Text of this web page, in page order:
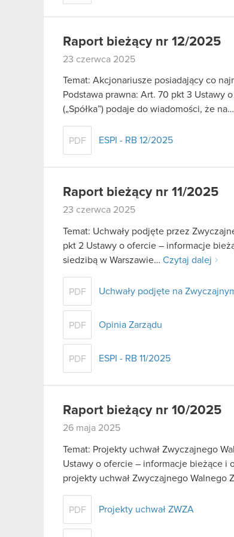
Raport bieżący nr 12/2025
23 czerwca 2025
Temat: Akcjonariusze posiadający co
Podstawa prawna: Art. 70 pkt 3 Ustawy
(„Spółka”) podaje do wiadomości, że na…
PDF ESPI - RB 12/2025
Raport bieżący nr 11/2025
23 czerwca 2025
Temat: Uchwały podjęte przez
pkt 2 Ustawy o ofercie – informacje
siedzibą w Warszawie… Czytaj dalej
PDF Uchwały podjęte na
PDF Opinia Zarządu
PDF ESPI - RB 11/2025
Raport bieżący nr 10/2025
26 maja 2025
Temat: Projekty uchwał Zwyczajnego
Ustawy o ofercie – informacje bieżące i
projekty uchwał Zwyczajnego Walnego
PDF Projekty uchwał ZWZA